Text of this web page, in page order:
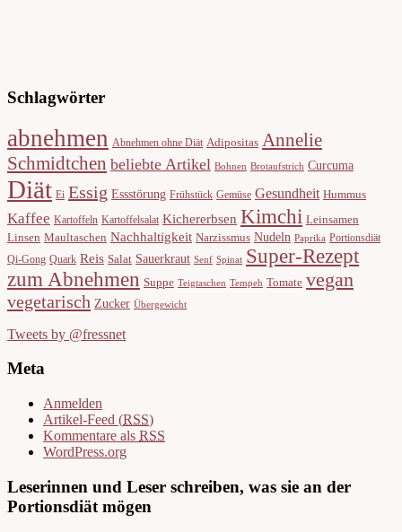
Schlagwörter
abnehmen Abnehmen ohne Diät Adipositas Annelie
Schmidtchen beliebte Artikel Bohnen Brotaufstrich Curcuma
Diät Ei Essig Essstörung Frühstück Gemüse Gesundheit Hummus
Kaffee Kartoffeln Kartoffelsalat Kichererbsen Kimchi Leinsamen
Linsen Maultaschen Nachhaltigkeit Narzissmus Nudeln Paprika Portionsdiät
Qi-Gong Quark Reis Salat Sauerkraut Senf Spinat Super-Rezept
zum Abnehmen Suppe Teigtaschen Tempeh Tomate vegan
vegetarisch Zucker Übergewicht
Tweets by @fressnet
Meta
Anmelden
Artikel-Feed (RSS)
Kommentare als RSS
WordPress.org
Leserinnen und Leser schreiben, was sie an der
Portionsdiät mögen